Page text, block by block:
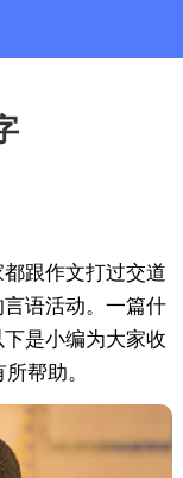
跟作文打过交道
语活动。一篇什
是小编为大家收
帮助。